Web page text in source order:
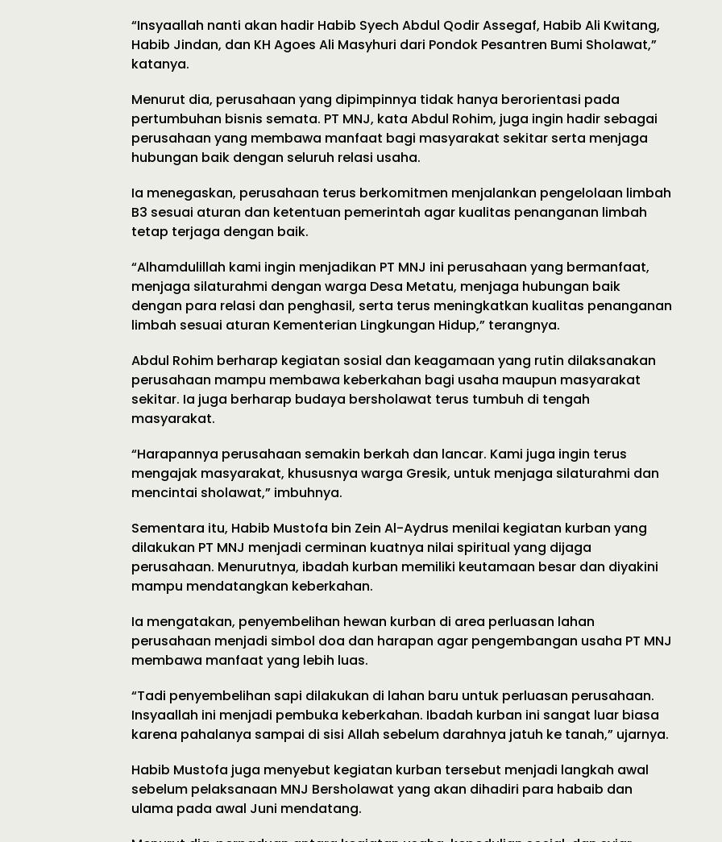
“Insyaallah nanti akan hadir Habib Syech Abdul Qodir Assegaf, Habib Ali Kwitang,
Habib Jindan, dan KH Agoes Ali Masyhuri dari Pondok Pesantren Bumi Sholawat,”
katanya.
Menurut dia, perusahaan yang dipimpinnya tidak hanya berorientasi pada
pertumbuhan bisnis semata. PT MNJ, kata Abdul Rohim, juga ingin hadir sebagai
perusahaan yang membawa manfaat bagi masyarakat sekitar serta menjaga
hubungan baik dengan seluruh relasi usaha.
Ia menegaskan, perusahaan terus berkomitmen menjalankan pengelolaan limbah
B3 sesuai aturan dan ketentuan pemerintah agar kualitas penanganan limbah
tetap terjaga dengan baik.
“Alhamdulillah kami ingin menjadikan PT MNJ ini perusahaan yang bermanfaat,
menjaga silaturahmi dengan warga Desa Metatu, menjaga hubungan baik
dengan para relasi dan penghasil, serta terus meningkatkan kualitas penanganan
limbah sesuai aturan Kementerian Lingkungan Hidup,” terangnya.
Abdul Rohim berharap kegiatan sosial dan keagamaan yang rutin dilaksanakan
perusahaan mampu membawa keberkahan bagi usaha maupun masyarakat
sekitar. Ia juga berharap budaya bersholawat terus tumbuh di tengah
masyarakat.
“Harapannya perusahaan semakin berkah dan lancar. Kami juga ingin terus
mengajak masyarakat, khususnya warga Gresik, untuk menjaga silaturahmi dan
mencintai sholawat,” imbuhnya.
Sementara itu, Habib Mustofa bin Zein Al-Aydrus menilai kegiatan kurban yang
dilakukan PT MNJ menjadi cerminan kuatnya nilai spiritual yang dijaga
perusahaan. Menurutnya, ibadah kurban memiliki keutamaan besar dan diyakini
mampu mendatangkan keberkahan.
Ia mengatakan, penyembelihan hewan kurban di area perluasan lahan
perusahaan menjadi simbol doa dan harapan agar pengembangan usaha PT MNJ
membawa manfaat yang lebih luas.
“Tadi penyembelihan sapi dilakukan di lahan baru untuk perluasan perusahaan.
Insyaallah ini menjadi pembuka keberkahan. Ibadah kurban ini sangat luar biasa
karena pahalanya sampai di sisi Allah sebelum darahnya jatuh ke tanah,” ujarnya.
Habib Mustofa juga menyebut kegiatan kurban tersebut menjadi langkah awal
sebelum pelaksanaan MNJ Bersholawat yang akan dihadiri para habaib dan
ulama pada awal Juni mendatang.